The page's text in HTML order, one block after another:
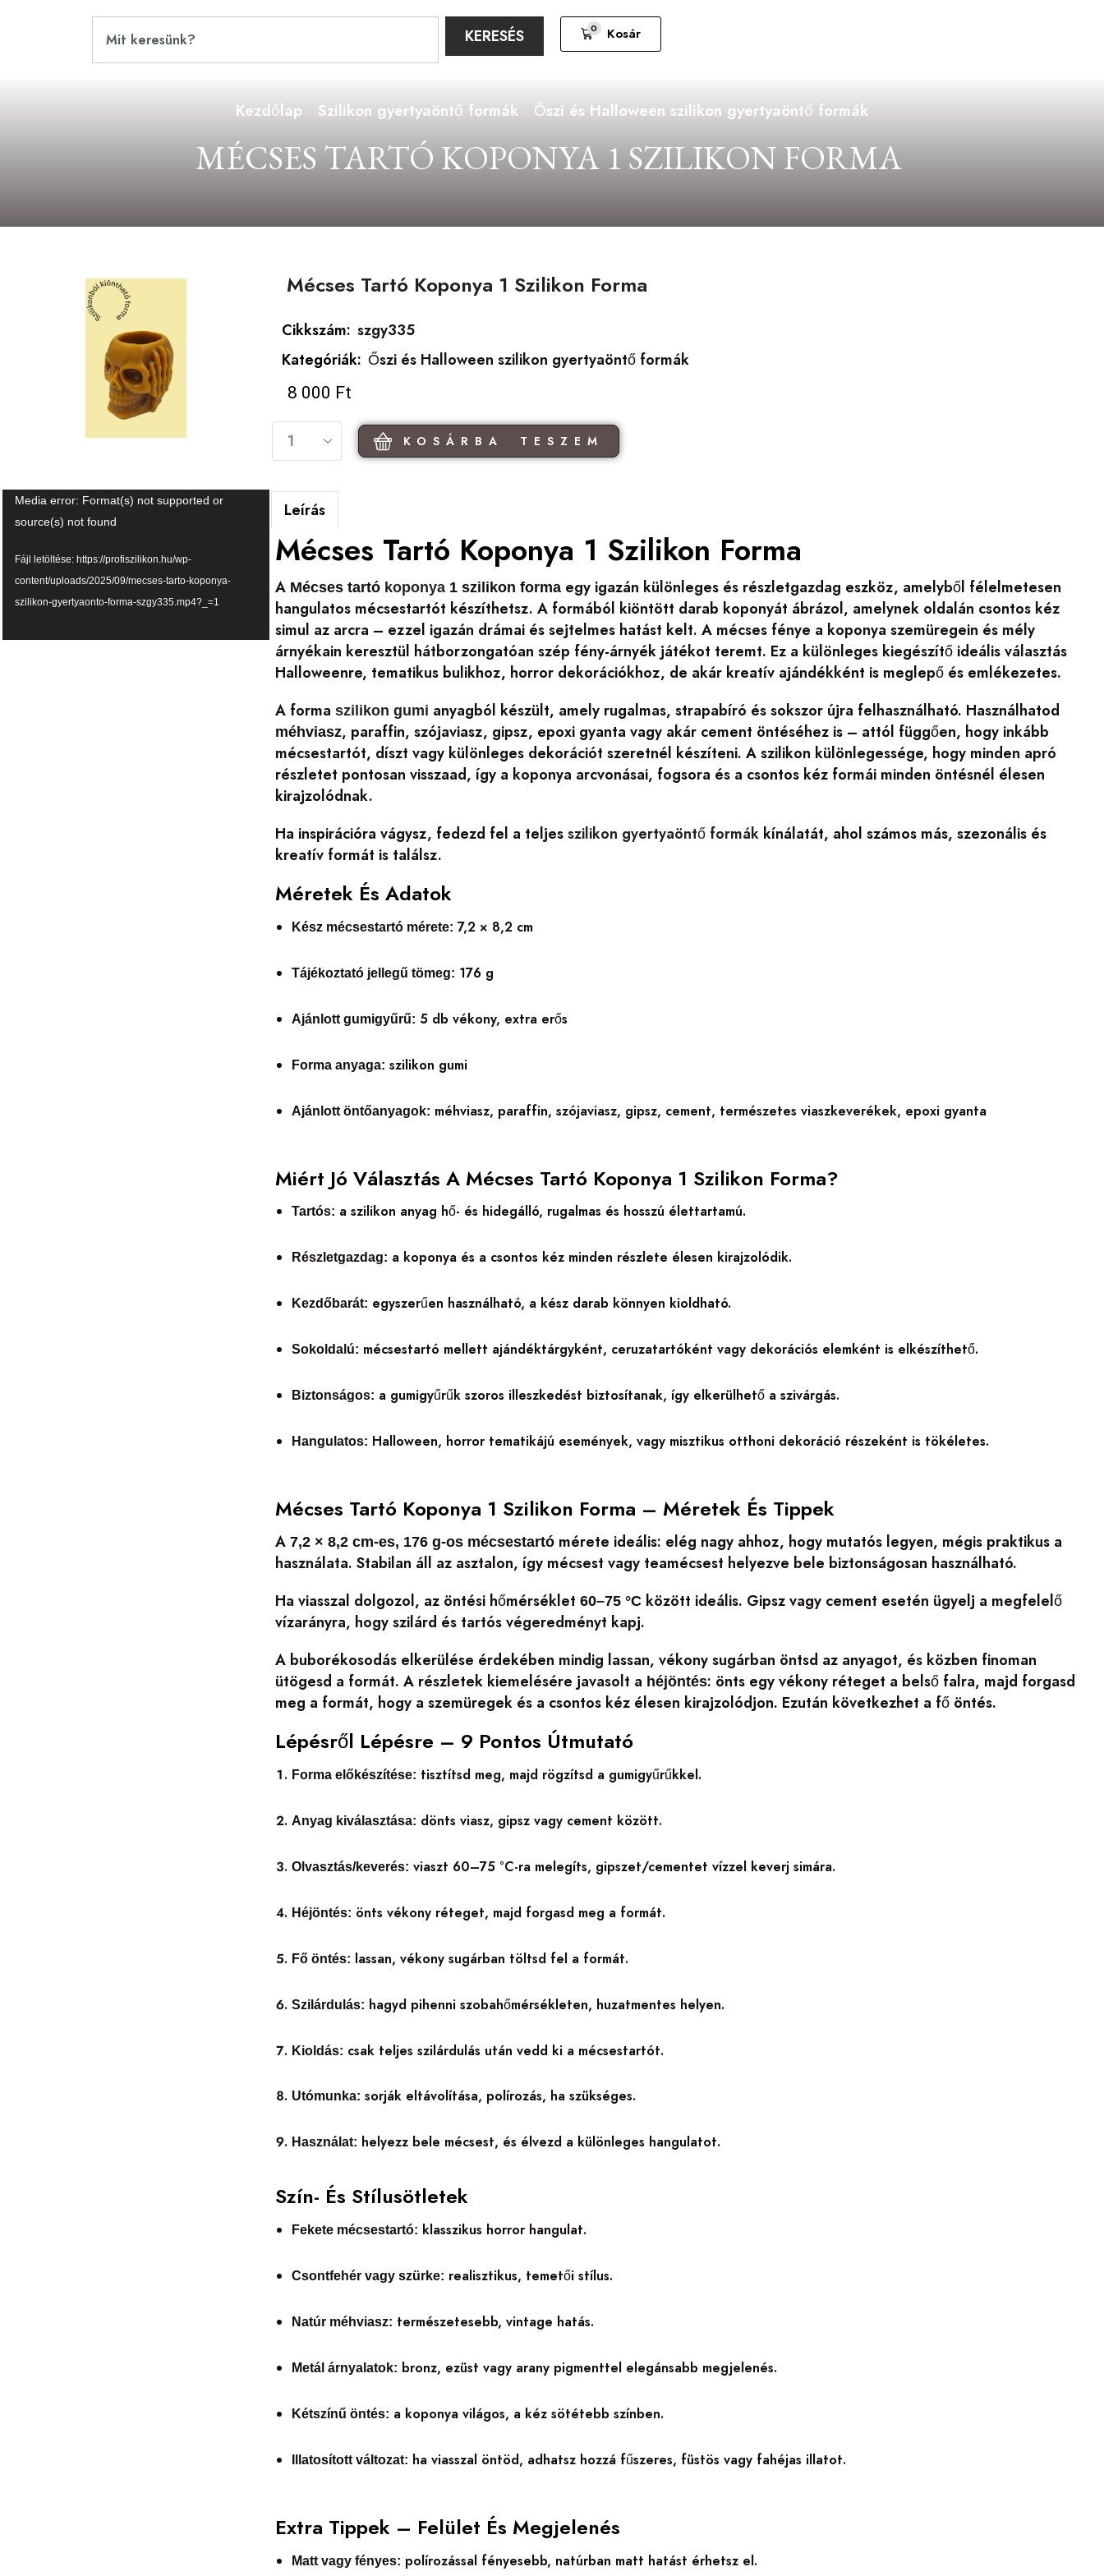
KERESÉS 0 Kosár
Kezdőlap Szilikon gyertyaöntő formák Őszi és Halloween szilikon gyertyaöntő formák
MÉCSES TARTÓ KOPONYA 1 SZILIKON FORMA
Videólejátszó
Media error: Format(s) not supported or
source(s) not found
Fájl letöltése: https://profiszilikon.hu/wp-
content/uploads/2025/09/mecses-tarto-koponya-
szilikon-gyertyaonto-forma-szgy335.mp4?_=1
Mécses Tartó Koponya 1 Szilikon Forma
Cikkszám: szgy335
Kategóriák: Őszi és Halloween szilikon gyertyaöntő formák
8 000 Ft
KOSÁRBA TESZEM
Leírás
Mécses Tartó Koponya 1 Szilikon Forma
A Mécses tartó koponya 1 szilikon forma egy igazán különleges és részletgazdag eszköz, amelyből félelmetesen
hangulatos mécsestartót készíthetsz. A formából kiöntött darab koponyát ábrázol, amelynek oldalán csontos kéz
simul az arcra – ezzel igazán drámai és sejtelmes hatást kelt. A mécses fénye a koponya szemüregein és mély
árnyékain keresztül hátborzongatóan szép fény-árnyék játékot teremt. Ez a különleges kiegészítő ideális választás
Halloweenre, tematikus bulikhoz, horror dekorációkhoz, de akár kreatív ajándékként is meglepő és emlékezetes.
A formaszilikon gumi anyagból készült, amely rugalmas, strapabíró és sokszor újra felhasználható. Használhatod
méhviasz, paraffin, szójaviasz, gipsz, epoxi gyanta vagy akár cement öntéséhez is – attól függően, hogy inkább
mécsestartót, díszt vagy különleges dekorációt szeretnél készíteni. A szilikon különlegessége, hogy minden apró
részletet pontosan visszaad, így a koponya arcvonásai, fogsora és a csontos kéz formái minden öntésnél élesen
kirajzolódnak.
Ha inspirációra vágysz, fedezd fel a teljesszilikon gyertyaöntő formák kínálatát, ahol számos más, szezonális és
kreatív formát is találsz.
Méretek És Adatok
Kész mécsestartó mérete: 7,2 × 8,2 cm
Tájékoztató jellegű tömeg: 176 g
Ajánlott gumigyűrű: 5 db vékony, extra erős
Forma anyaga: szilikon gumi
Ajánlott öntőanyagok: méhviasz, paraffin, szójaviasz, gipsz, cement, természetes viaszkeverékek, epoxi gyanta
Miért Jó Választás A Mécses Tartó Koponya 1 Szilikon Forma?
Tartós: a szilikon anyag hő- és hidegálló, rugalmas és hosszú élettartamú.
Részletgazdag: a koponya és a csontos kéz minden részlete élesen kirajzolódik.
Kezdőbarát: egyszerűen használható, a kész darab könnyen kioldható.
Sokoldalú: mécsestartó mellett ajándéktárgyként, ceruzatartóként vagy dekorációs elemként is elkészíthető.
Biztonságos: a gumigyűrűk szoros illeszkedést biztosítanak, így elkerülhető a szivárgás.
Hangulatos: Halloween, horror tematikájú események, vagy misztikus otthoni dekoráció részeként is tökéletes.
Mécses Tartó Koponya 1 Szilikon Forma – Méretek És Tippek
A7,2 × 8,2 cm-es, 176 g-os mécsestartó mérete ideális: elég nagy ahhoz, hogy mutatós legyen, mégis praktikus a
használata. Stabilan áll az asztalon, így mécsest vagy teamécsest helyezve bele biztonságosan használható.
Ha viasszal dolgozol, az öntési hőmérséklet60–75 °C között ideális. Gipsz vagy cement esetén ügyelj a megfelelő
vízarányra, hogy szilárd és tartós végeredményt kapj.
A buborékosodás elkerülése érdekében mindig lassan, vékony sugárban öntsd az anyagot, és közben finoman
ütögesd a formát. A részletek kiemelésére javasolt a héjöntés: önts egy vékony réteget a belső falra, majd forgasd
meg a formát, hogy a szemüregek és a csontos kéz élesen kirajzolódjon. Ezután következhet a fő öntés.
Lépésről Lépésre – 9 Pontos Útmutató
Forma előkészítése: tisztítsd meg, majd rögzítsd a gumigyűrűkkel.
Anyag kiválasztása: dönts viasz, gipsz vagy cement között.
Olvasztás/keverés: viaszt 60–75 °C-ra melegíts, gipszet/cementet vízzel keverj simára.
Héjöntés: önts vékony réteget, majd forgasd meg a formát.
Fő öntés: lassan, vékony sugárban töltsd fel a formát.
Szilárdulás: hagyd pihenni szobahőmérsékleten, huzatmentes helyen.
Kioldás: csak teljes szilárdulás után vedd ki a mécsestartót.
Utómunka: sorják eltávolítása, polírozás, ha szükséges.
Használat: helyezz bele mécsest, és élvezd a különleges hangulatot.
Szín- És Stílusötletek
Fekete mécsestartó: klasszikus horror hangulat.
Csontfehér vagy szürke: realisztikus, temetői stílus.
Natúr méhviasz: természetesebb, vintage hatás.
Metál árnyalatok: bronz, ezüst vagy arany pigmenttel elegánsabb megjelenés.
Kétszínű öntés: a koponya világos, a kéz sötétebb színben.
Illatosított változat: ha viasszal öntöd, adhatsz hozzá fűszeres, füstös vagy fahéjas illatot.
Extra Tippek – Felület És Megjelenés
Matt vagy fényes: polírozással fényesebb, natúrban matt hatást érhetsz el.